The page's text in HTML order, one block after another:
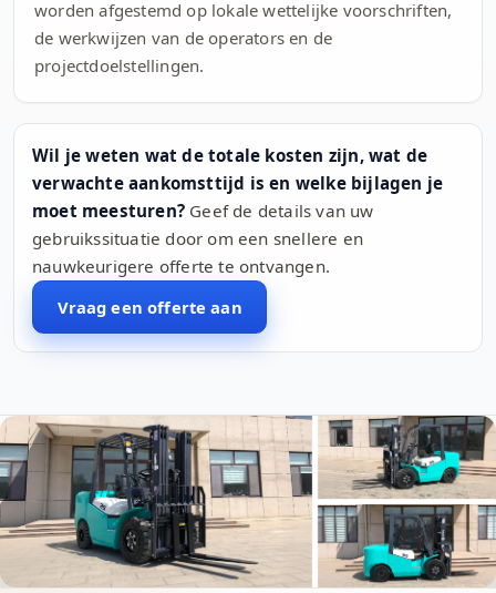
worden afgestemd op lokale wettelijke voorschriften,
de werkwijzen van de operators en de
projectdoelstellingen.
Wil je weten wat de totale kosten zijn, wat de
verwachte aankomsttijd is en welke bijlagen je
moet meesturen? Geef de details van uw
gebruikssituatie door om een snellere en
nauwkeurigere offerte te ontvangen.
Vraag een offerte aan